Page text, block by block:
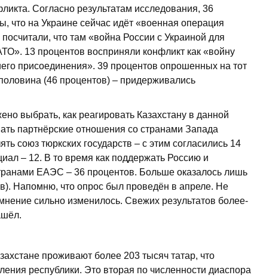
Согласно результатам исследования, 36
что на Украине сейчас идёт «военная операция
что там «война России с Украиной для
13 процентов восприняли конфликт как «войну
присоединения». 39 процентов опрошенных на тот
(46 процентов) – придерживались
выбрать, как реагировать Казахстану в данной
партнёрские отношения со странами Запада
союз тюркских государств – с этим согласились 14
– 12. В то время как поддержать Россию и
­ЕАЭС – 36 процентов. Больше оказалось лишь
Напомню, что опрос был проведён в апреле. Не
сильно изменилось. Свежих результатов более-
проживают более 203 тысяч татар, что
рес­публики. Это вторая по численности диаспора